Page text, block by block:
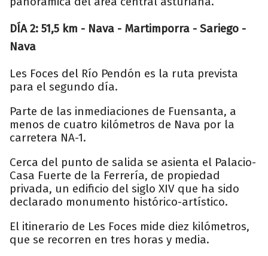
DÍA 2: 51,5 km - Nava - Martimporra - Sariego -
Nava
Les Foces del Río Pendón es la ruta prevista
para el segundo día.
Parte de las inmediaciones de Fuensanta, a
menos de cuatro kilómetros de Nava por la
carretera NA-1.
Cerca del punto de salida se asienta el Palacio-
Casa Fuerte de la Ferrería, de propiedad
privada, un edificio del siglo XIV que ha sido
declarado monumento histórico-artístico.
El itinerario de Les Foces mide diez kilómetros,
que se recorren en tres horas y media.